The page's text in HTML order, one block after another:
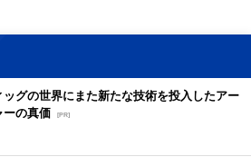
ッグの世界にまた新たな技術を投入したアー
ーの真価 [PR]